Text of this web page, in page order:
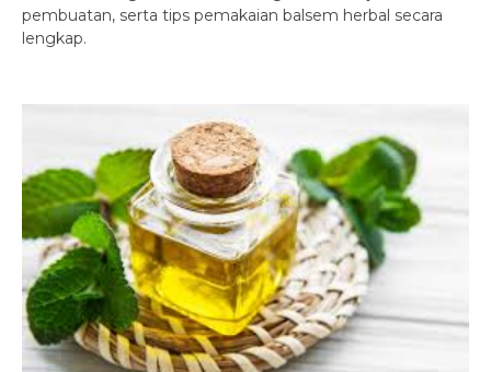
pembuatan, serta tips pemakaian balsem herbal secara
lengkap.